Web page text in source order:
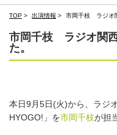
TOP > 出演情報 > 市岡千枝 ラジオ
市岡千枝 ラジオ関
た。
本日9月5日(火)から、ラジ
HYOGO!」 を市岡千枝が担